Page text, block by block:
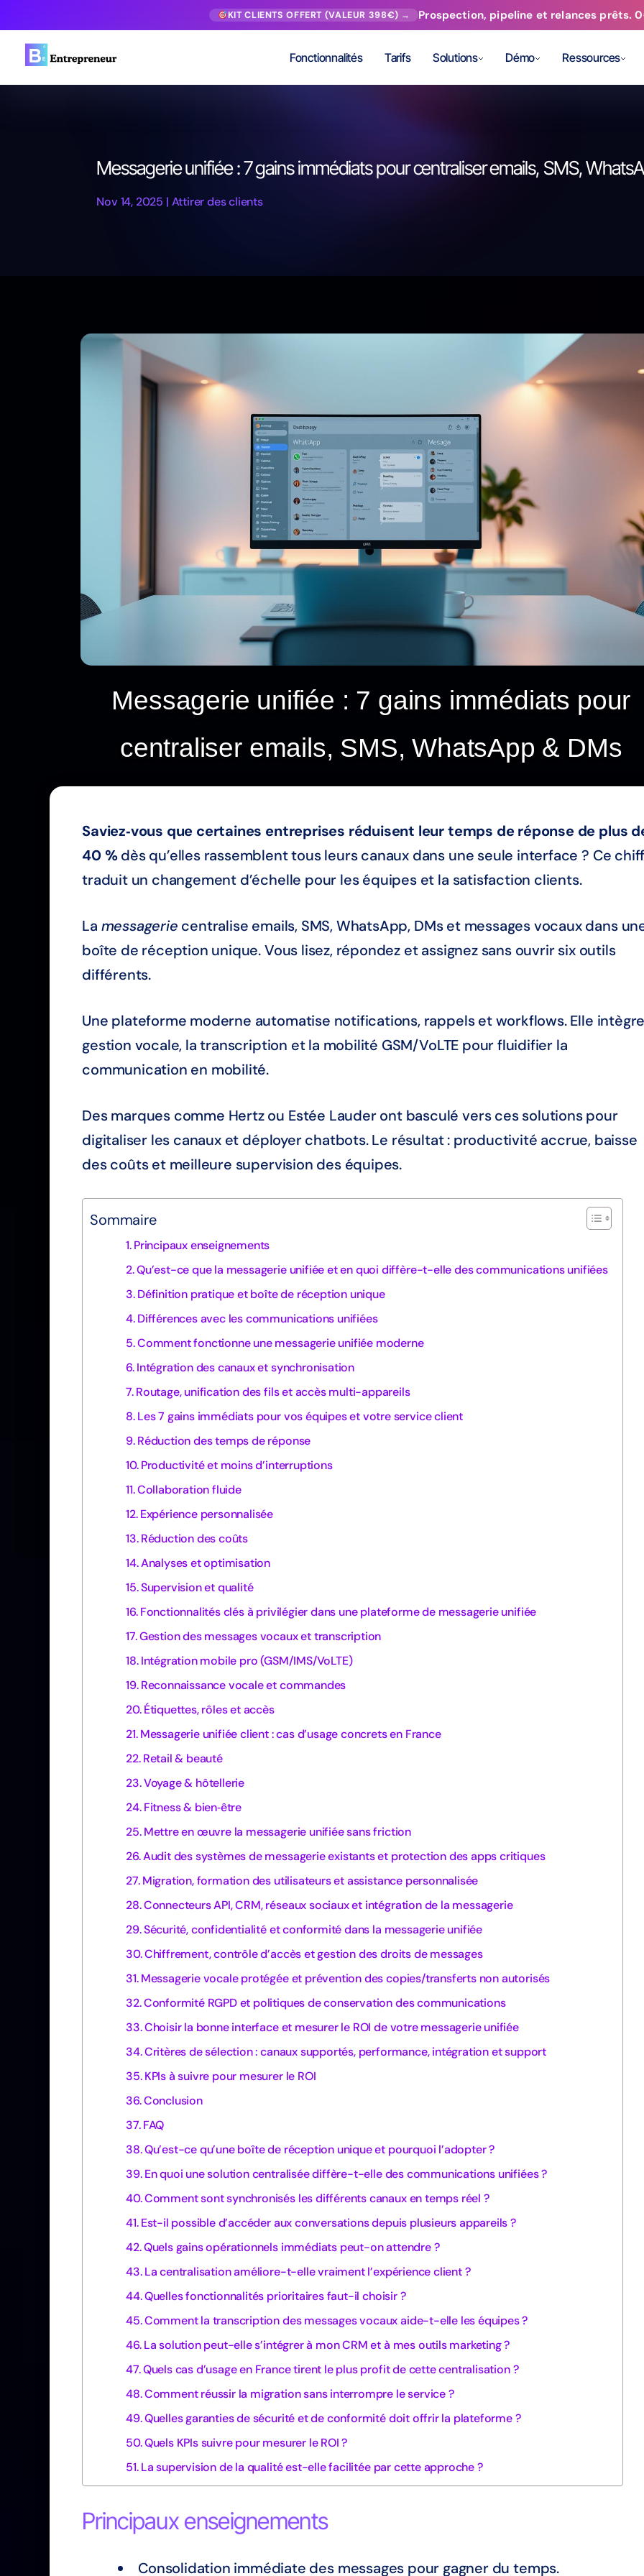
KIT CLIENTS OFFERT (VALEUR 398€) → Prospection, pipeline et relances prêts.
Fonctionnalités Tarifs Solutions Démo Ressources
Messagerie unifiée : 7 gains immédiats pour centraliser emails, SMS,
Nov 14, 2025 | Attirer des clients
Messagerie unifiée : 7 gains immédiats pour
centraliser emails, SMS, WhatsApp & DMs
Saviez‑vous que certaines entreprises réduisent leur temps de réponse de plus
40 %dès qu’elles rassemblent tous leurs canaux dans une seule interface ? Ce
traduit un changement d’échelle pour les équipes et la satisfaction clients.
La messagerie centralise emails, SMS, WhatsApp, DMs et messages vocaux dans
boîte de réception unique. Vous lisez, répondez et assignez sans ouvrir six outils
différents.
Une plateforme moderne automatise notifications, rappels et workflows. Elle
gestion vocale, la transcription et la mobilité GSM/VoLTE pour fluidifier la
communication en mobilité.
Des marques comme Hertz ou Estée Lauder ont basculé vers ces solutions pour
digitaliser les canaux et déployer chatbots. Le résultat : productivité accrue, baisse
des coûts et meilleure supervision des équipes.
Sommaire
Principaux enseignements
Qu’est-ce que la messagerie unifiée et en quoi diffère-t-elle des communications unifiées
Définition pratique et boîte de réception unique
Différences avec les communications unifiées
Comment fonctionne une messagerie unifiée moderne
Intégration des canaux et synchronisation
Routage, unification des fils et accès multi-appareils
Les 7 gains immédiats pour vos équipes et votre service client
Réduction des temps de réponse
Productivité et moins d’interruptions
Collaboration fluide
Expérience personnalisée
Réduction des coûts
Analyses et optimisation
Supervision et qualité
Fonctionnalités clés à privilégier dans une plateforme de messagerie unifiée
Gestion des messages vocaux et transcription
Intégration mobile pro (GSM/IMS/VoLTE)
Reconnaissance vocale et commandes
Étiquettes, rôles et accès
Messagerie unifiée client : cas d’usage concrets en France
Retail & beauté
Voyage & hôtellerie
Fitness & bien‑être
Mettre en œuvre la messagerie unifiée sans friction
Audit des systèmes de messagerie existants et protection des apps critiques
Migration, formation des utilisateurs et assistance personnalisée
Connecteurs API, CRM, réseaux sociaux et intégration de la messagerie
Sécurité, confidentialité et conformité dans la messagerie unifiée
Chiffrement, contrôle d’accès et gestion des droits de messages
Messagerie vocale protégée et prévention des copies/transferts non autorisés
Conformité RGPD et politiques de conservation des communications
Choisir la bonne interface et mesurer le ROI de votre messagerie unifiée
Critères de sélection : canaux supportés, performance, intégration et support
KPIs à suivre pour mesurer le ROI
Conclusion
FAQ
Qu’est-ce qu’une boîte de réception unique et pourquoi l’adopter ?
En quoi une solution centralisée diffère-t-elle des communications unifiées ?
Comment sont synchronisés les différents canaux en temps réel ?
Est-il possible d’accéder aux conversations depuis plusieurs appareils ?
Quels gains opérationnels immédiats peut-on attendre ?
La centralisation améliore-t-elle vraiment l’expérience client ?
Quelles fonctionnalités prioritaires faut-il choisir ?
Comment la transcription des messages vocaux aide-t-elle les équipes ?
La solution peut-elle s’intégrer à mon CRM et à mes outils marketing ?
Quels cas d’usage en France tirent le plus profit de cette centralisation ?
Comment réussir la migration sans interrompre le service ?
Quelles garanties de sécurité et de conformité doit offrir la plateforme ?
Quels KPIs suivre pour mesurer le ROI ?
La supervision de la qualité est-elle facilitée par cette approche ?
Principaux enseignements
Consolidation immédiate des messages pour gagner du temps.